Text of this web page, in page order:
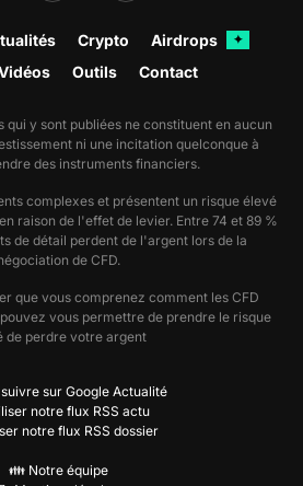
Crypto Airdrops ✦
Outils Contact
qui y sont publiées ne constituent en aucun
ni une incitation quelconque à
des instruments financiers.
complexes et présentent un risque élevé
raison de l'effet de levier. Entre 74 et 89 %
de détail perdent de l'argent lors de la
de CFD.
que vous comprenez comment les CFD
vous permettre de prendre le risque
de perdre votre argent
sur Google Actualité
notre flux RSS actu
notre flux RSS dossier
👪 Notre équipe